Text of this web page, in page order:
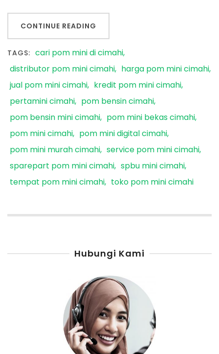
CONTINUE READING
TAGS: cari pom mini di cimahi
distributor pom mini cimahi
harga pom mini cimahi
jual pom mini cimahi
kredit pom mini cimahi
pertamini cimahi
pom bensin cimahi
pom bensin mini cimahi
pom mini bekas cimahi
pom mini cimahi
pom mini digital cimahi
pom mini murah cimahi service pom mini cimahi
sparepart pom mini cimahi spbu mini cimahi
tempat pom mini cimahi
toko pom mini cimahi
Hubungi Kami